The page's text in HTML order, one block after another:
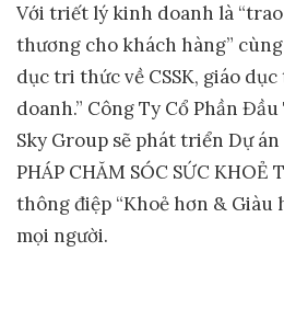
Với triết lý kinh doanh là
thương cho khách hàng”
dục tri thức về CSSK, giáo
doanh.” Công Ty Cổ Phần
Sky Group sẽ phát triển Dự án
PHÁP CHĂM SÓC SỨC KHOẺ
thông điệp “Khoẻ hơn & Giàu
mọi người.